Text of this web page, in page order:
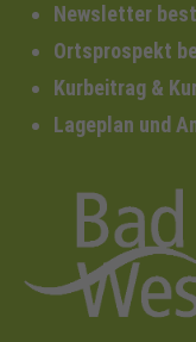
Newsletter
Ortsprospekt
Kurbeitrag &
Lageplan und